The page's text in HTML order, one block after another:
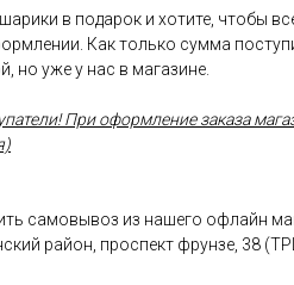
в подарок и хотите, чтобы
Как только сумма
но уже у нас в магазине.
При оформление заказа
самовывоз из нашего офлайн
район, проспект фрунзе, 38